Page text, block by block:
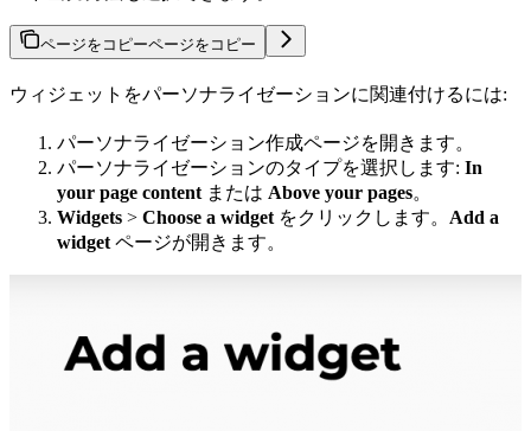
ページをコピーページをコピー
ウィジェットをパーソナライゼーションに関連付けるには:
パーソナライゼーション作成ページを開きます。
パーソナライゼーションのタイプを選択します: In
your page content または Above your pages。
Widgets > Choose a widget をクリックします。 Add a
widget ページが開きます。